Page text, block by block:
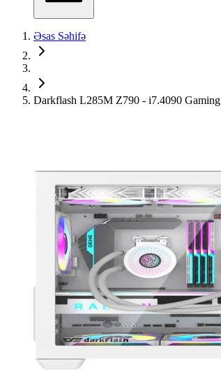
Əsas Səhifə
Darkflash L285M Z790 - i7.4090